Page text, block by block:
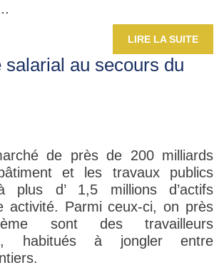
LIRE LA SUITE
salarial au secours du
de près de 200 milliards
et les travaux publics
plus d’ 1,5 millions d’actifs
activité. Parmi ceux-ci, on près
sont des travailleurs
habitués à jongler entre